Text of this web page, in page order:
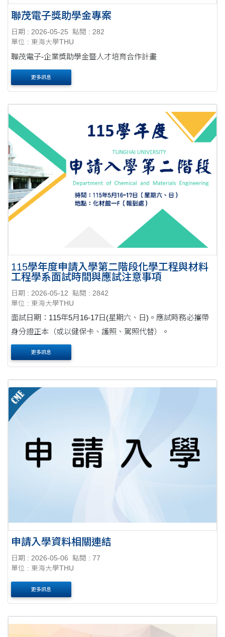
聯茂電子獎助學金專案
日期 : 2026-05-25
點閱 : 282
單位 : 東海大學THU
聯茂電子-企業獎助學金暨人才培育合作計畫
更多訊息
115學年度申請入學第二階段化學工程與材料
工程學系面試時間與應試注意事項
日期 : 2026-05-12
點閱 : 2842
單位 : 東海大學THU
面試日期：115年5月16-17日(星期六、日)。應試時務必攜帶
身分證正本（或以健保卡、護照、駕照代替）。
更多訊息
申請入學資料相關連結
日期 : 2026-05-06
點閱 : 77
單位 : 東海大學THU
更多訊息